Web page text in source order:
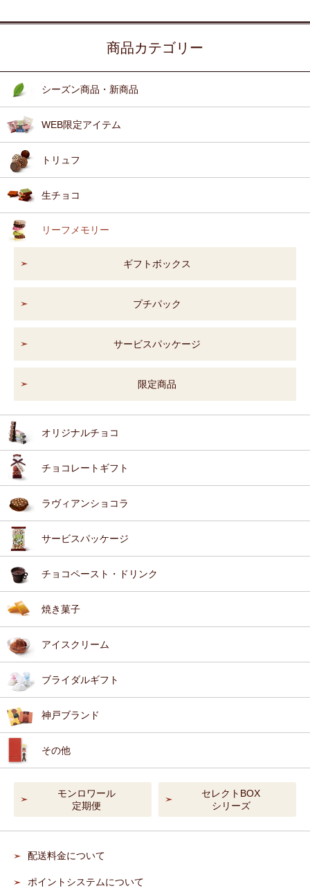
商品カテゴリー
シーズン商品・新商品
WEB限定アイテム
トリュフ
生チョコ
リーフメモリー
ギフトボックス
プチパック
サービスパッケージ
限定商品
オリジナルチョコ
チョコレートギフト
ラヴィアンショコラ
サービスパッケージ
チョコペースト・ドリンク
焼き菓子
アイスクリーム
ブライダルギフト
神戸ブランド
その他
モンロワール
定期便
セレクトBOX
シリーズ
配送料金について
ポイントシステムについて